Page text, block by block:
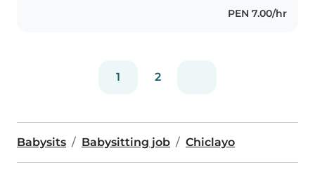
PEN 7.00/hr
1 2
Babysits Babysitting job Chiclayo